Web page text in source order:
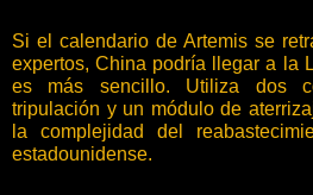
Si el calendario de Artemis se
expertos, China podría llegar a la
es más sencillo. Utiliza dos
tripulación y un módulo de
la complejidad del
estadounidense.